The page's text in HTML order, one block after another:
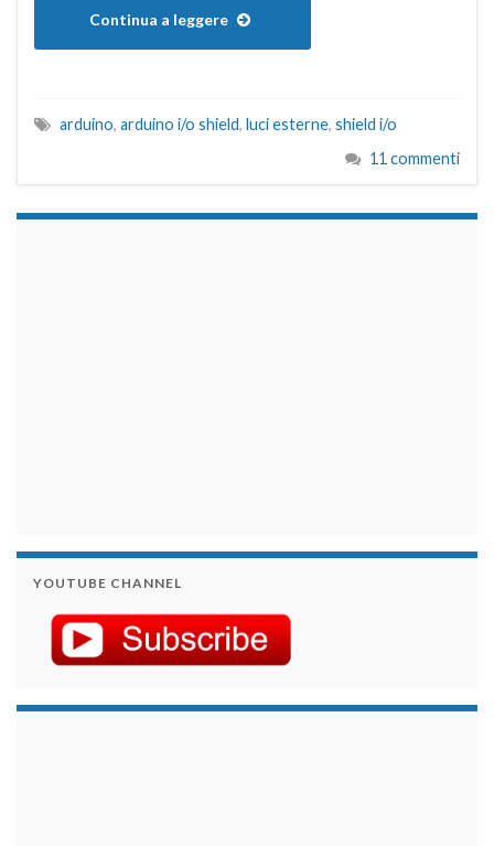
Continua a leggere
arduino, arduino i/o shield, luci esterne, shield i/o
11 commenti
YOUTUBE CHANNEL